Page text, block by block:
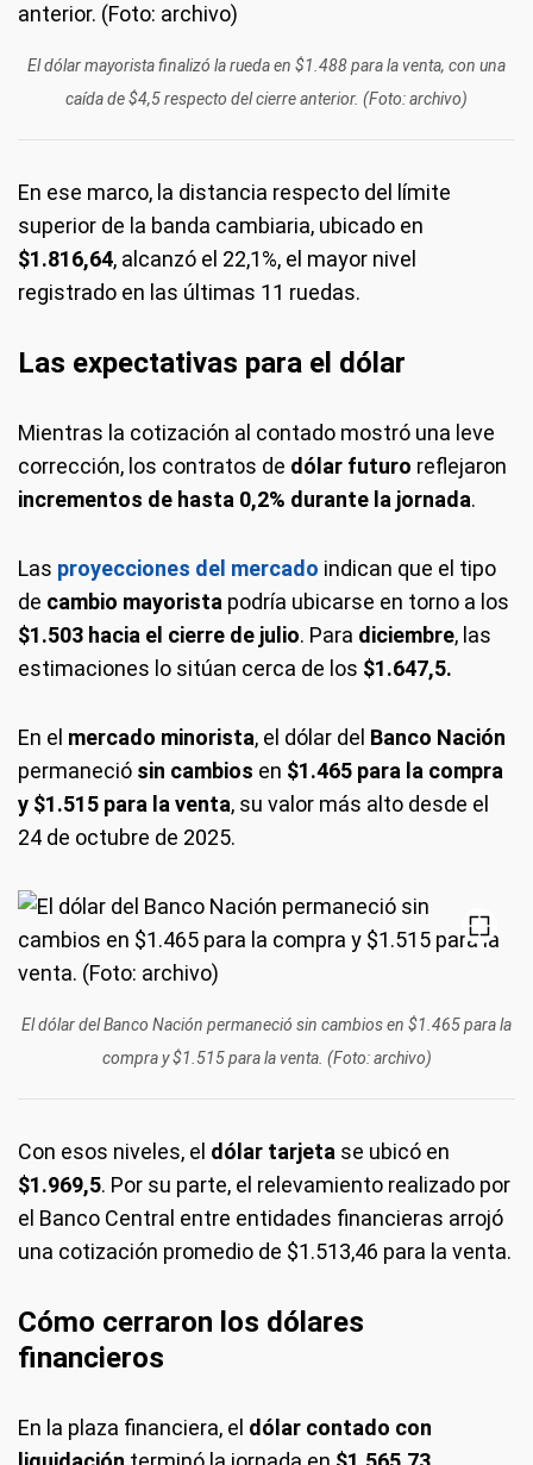
El dólar mayorista finalizó la rueda en $1.488 para la venta, con una
caída de $4,5 respecto del cierre anterior. (Foto: archivo)
En ese marco, la distancia respecto del límite
superior de la banda cambiaria, ubicado en
$1.816,64, alcanzó el 22,1%, el mayor nivel
registrado en las últimas 11 ruedas.
Las expectativas para el dólar
Mientras la cotización al contado mostró una leve
corrección, los contratos de dólar futuro reflejaron
incrementos de hasta 0,2% durante la jornada.
Las proyecciones del mercado indican que el tipo
de cambio mayorista podría ubicarse en torno a los
$1.503 hacia el cierre de julio. Para diciembre, las
estimaciones lo sitúan cerca de los $1.647,5.
En el mercado minorista, el dólar del Banco Nación
permaneció sin cambios en $1.465 para la compra
y $1.515 para la venta, su valor más alto desde el
24 de octubre de 2025.
El dólar del Banco Nación permaneció sin cambios en $1.465 para la
compra y $1.515 para la venta. (Foto: archivo)
Con esos niveles, el dólar tarjeta se ubicó en
$1.969,5. Por su parte, el relevamiento realizado por
el Banco Central entre entidades financieras arrojó
una cotización promedio de $1.513,46 para la venta.
Cómo cerraron los dólares
financieros
En la plaza financiera, el dólar contado con